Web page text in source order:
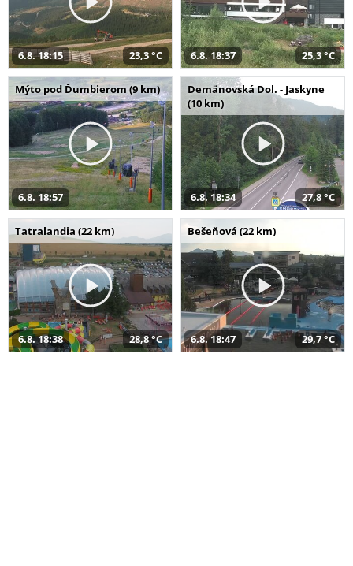
6.8. 18:15 23,3 °C 6.8. 18:37 25,3 °C
Mýto pod Ďumbierom (9 km)
6.8. 18:57
Demänovská Dol. - Jaskyne
(10 km)
6.8. 18:34 27,8 °C
Tatralandia (22 km)
6.8. 18:38 28,8 °C
Bešeňová (22 km)
6.8. 18:47 29,7 °C